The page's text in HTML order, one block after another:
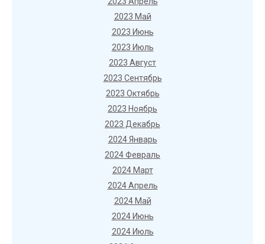
2023 Май
2023 Июнь
2023 Июль
2023 Август
2023 Сентябрь
2023 Октябрь
2023 Ноябрь
2023 Декабрь
2024 Январь
2024 Февраль
2024 Март
2024 Апрель
2024 Май
2024 Июнь
2024 Июль